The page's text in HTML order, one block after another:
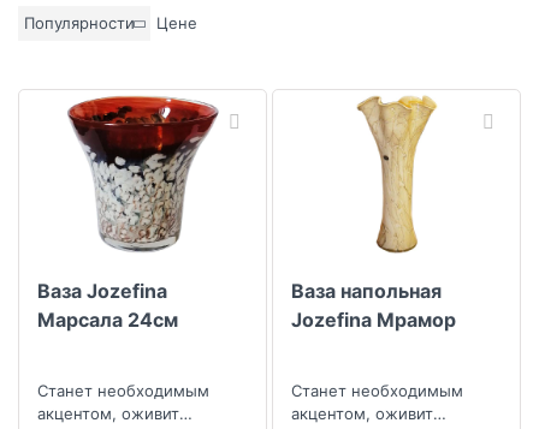
Цвет основы
Популярности Цене
Ваза Jozefina
Марсала 24см
Станет необходимым
акцентом, оживит
Ваза напольная
Jozefina Мрамор
Станет необходимым
акцентом, оживит